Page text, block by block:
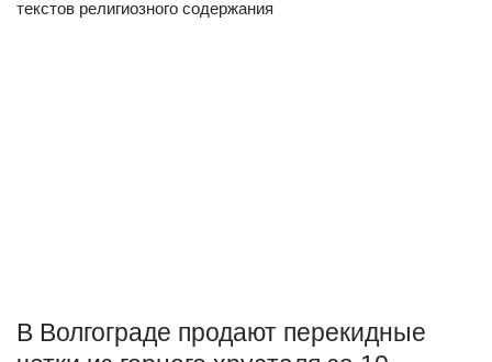
текстов религиозного содержания
В Волгограде продают перекидные